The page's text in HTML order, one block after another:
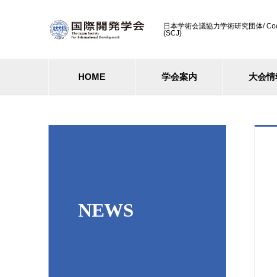
日本学術会議協力学術研究団体/
(SCJ)
HOME 学会案内 大会情
NEWS